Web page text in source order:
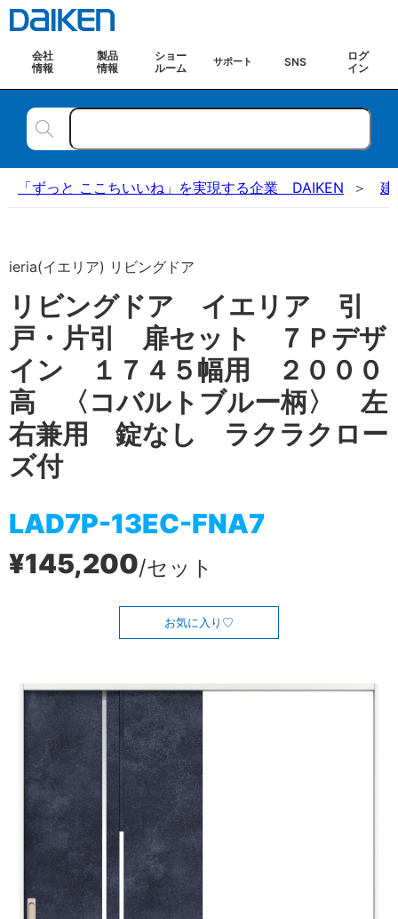
会社
情報
製品
情報
ショー
ルーム
サポート SNS
ログ
イン
「ずっと ここちいいね」を実現する企業 DAIKEN 建
ieria(イエリア) リビングドア
リビングドア イエリア 引
戸・片引 扉セット ７Ｐデザ
イン １７４５幅用 ２０００
高 〈コバルトブルー柄〉 左
右兼用 錠なし ラクラクロー
ズ付
LAD7P-13EC-FNA7
¥145,200/セット
お気に入り